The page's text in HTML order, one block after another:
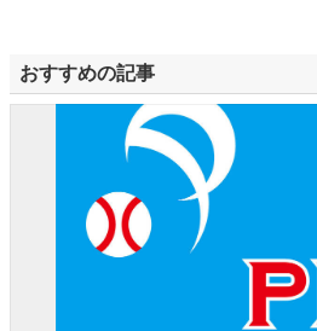
おすすめの記事